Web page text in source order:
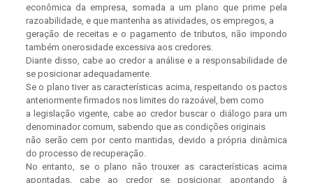
econômica da empresa, somada a um plano que prime pela
razoabilidade, e que mantenha as atividades, os empregos, a
geração de receitas e o pagamento de tributos, não impondo
também onerosidade excessiva aos credores.
Diante disso, cabe ao credor a análise e a responsabilidade de
se posicionar adequadamente.
Se o plano tiver as características acima, respeitando os pactos
anteriormente firmados nos limites do razoável, bem como
a legislação vigente, cabe ao credor buscar o diálogo para um
denominador comum, sabendo que as condições originais
não serão cem por cento mantidas, devido a própria dinâmica
do processo de recuperação.
No entanto, se o plano não trouxer as características acima
apontadas, cabe ao credor se posicionar, apontando à